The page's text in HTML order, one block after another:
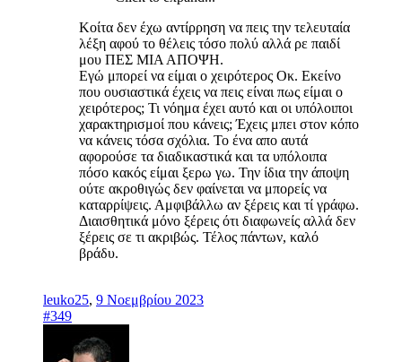
Κοίτα δεν έχω αντίρρηση να πεις την τελευταία
λέξη αφού το θέλεις τόσο πολύ αλλά ρε παιδί
μου ΠΕΣ ΜΙΑ ΑΠΟΨΗ.
Εγώ μπορεί να είμαι ο χειρότερος Οκ. Εκείνο
που ουσιαστικά έχεις να πεις είναι πως είμαι ο
χειρότερος; Τι νόημα έχει αυτό και οι υπόλοιποι
χαρακτηρισμοί που κάνεις; Έχεις μπει στον κόπο
να κάνεις τόσα σχόλια. Το ένα απο αυτά
αφορούσε τα διαδικαστικά και τα υπόλοιπα
πόσο κακός είμαι ξερω γω. Την ίδια την άποψη
ούτε ακροθιγώς δεν φαίνεται να μπορείς να
καταρρίψεις. Αμφιβάλλω αν ξέρεις και τί γράφω.
Διαισθητικά μόνο ξέρεις ότι διαφωνείς αλλά δεν
ξέρεις σε τι ακριβώς. Τέλος πάντων, καλό
βράδυ.
leuko25, 9 Νοεμβρίου 2023
#349